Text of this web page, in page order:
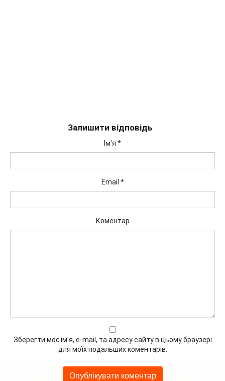
Залишити відповідь
Ім'я *
Email *
Коментар
Зберегти моє ім'я, e-mail, та адресу сайту в цьому браузері
для моїх подальших коментарів.